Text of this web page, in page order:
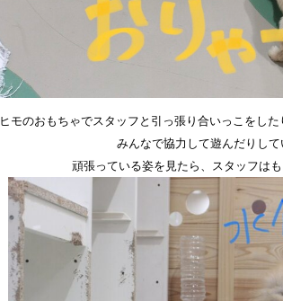
ヒモのおもちゃでスタッフと引っ張り合いっこをし
みんなで協力して遊んだりし
頑張っている姿を見たら、スタッフは